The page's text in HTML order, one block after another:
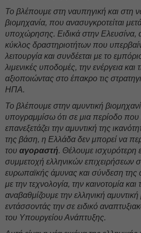
Το βλέπουμε στη ναυπηγική και στη
βιομηχανία, που ανασυγκροτείται
υποχώρησης. Ειδικά στην Ελευσίνα,
κύκλος δραστηριοτήτων που
λειτουργία και συνδέεται με το
λιμενικές υποδομές, την ενέργεια και
αξιοποιώντας στο έπακρο τις
ΗΠΑ.
Το βλέπουμε στην αμυντική
υπογραμμίσω ότι σε μια περίοδο
επανεξετάζει την αμυντική της
της βάση, η Ελλάδα δεν μπορεί να
του αγοραστή. Θέλουμε
συμμετοχή ελληνικών επιχειρήσεων
ευρωπαϊκής άμυνας και σύνδεση της
με την τεχνολογία, την καινοτομία και
αναβαθμίζουμε την ελληνική αμυντική
εντάσσοντάς την σε ειδικό
του Υπουργείου Ανάπτυξης.